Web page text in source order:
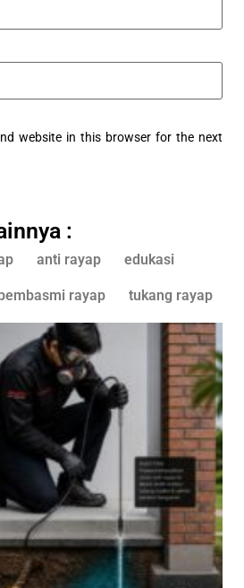
website in this browser for the next
:
anti rayap edukasi
rayap tukang rayap